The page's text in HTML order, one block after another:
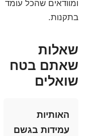
ומוודאים שהכל עומד
בתקנות.
שאלות
שאתם בטח
שואלים
האותיות
עמידות בגשם